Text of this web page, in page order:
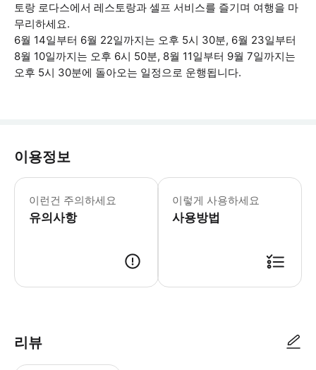
토랑 로다스에서 레스토랑과 셀프 서비스를 즐기며 여행을 마
무리하세요.
6월 14일부터 6월 22일까지는 오후 5시 30분, 6월 23일부터
8월 10일까지는 오후 6시 50분, 8월 11일부터 9월 7일까지는
오후 5시 30분에 돌아오는 일정으로 운행됩니다.
이용정보
이런건 주의하세요
유의사항
이 투어는 악천후가 발생할 수 있습
이렇게 사용하세요
사용방법
리뷰